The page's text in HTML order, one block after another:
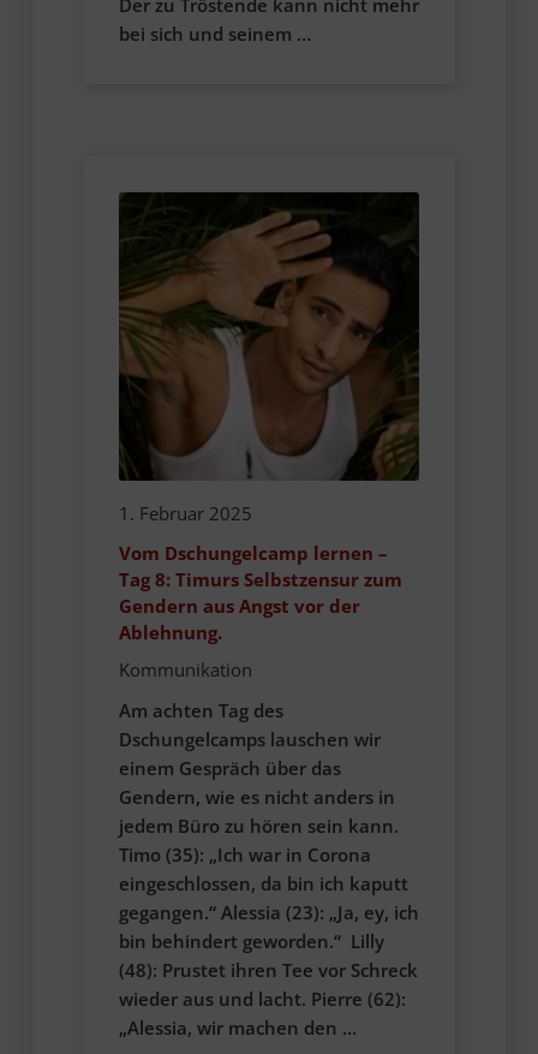
Der zu Tröstende kann nicht mehr
bei sich und seinem …
1. Februar 2025
Vom Dschungelcamp lernen –
Tag 8: Timurs Selbstzensur zum
Gendern aus Angst vor der
Ablehnung.
Kommunikation
Am achten Tag des
Dschungelcamps lauschen wir
einem Gespräch über das
Gendern, wie es nicht anders in
jedem Büro zu hören sein kann.
Timo (35): „Ich war in Corona
eingeschlossen, da bin ich kaputt
gegangen.“ Alessia (23): „Ja, ey, ich
bin behindert geworden.“ Lilly
(48): Prustet ihren Tee vor Schreck
wieder aus und lacht. Pierre (62):
„Alessia, wir machen den …